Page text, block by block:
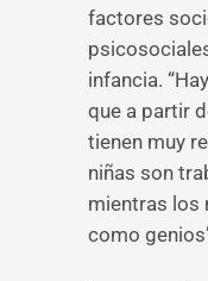
factores
infancia.
que a partir
tienen muy
niñas son
mientras los
como